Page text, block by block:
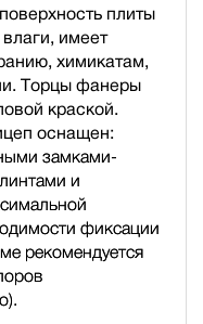
плиты
имеет
химикатам,
Торцы фанеры
краской.
оснащен:
замками-
и
фиксации
рекомендуется